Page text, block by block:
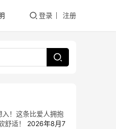
登录 注册
！这条比爱人拥抱
舒适！
2026年8月7